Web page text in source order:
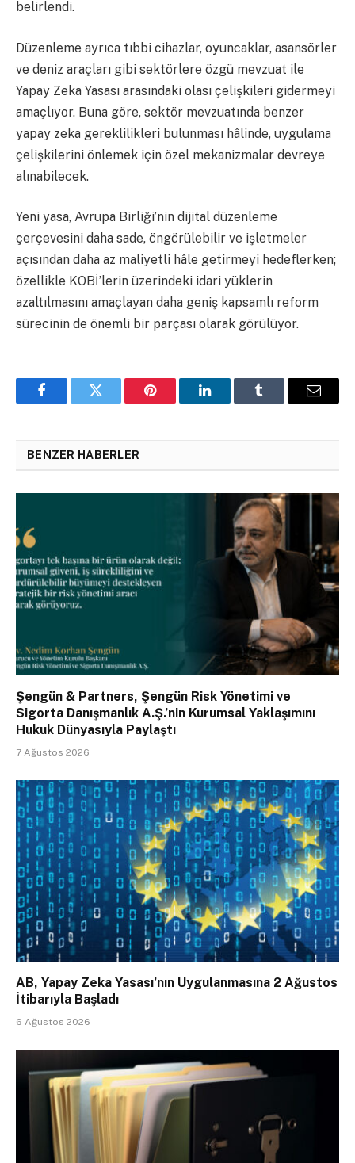
belirlendi.
Düzenleme ayrıca tıbbi cihazlar, oyuncaklar, asansörler
ve deniz araçları gibi sektörlere özgü mevzuat ile
Yapay Zeka Yasası arasındaki olası çelişkileri gidermeyi
amaçlıyor. Buna göre, sektör mevzuatında benzer
yapay zeka gereklilikleri bulunması hâlinde, uygulama
çelişkilerini önlemek için özel mekanizmalar devreye
alınabilecek.
Yeni yasa, Avrupa Birliği’nin dijital düzenleme
çerçevesini daha sade, öngörülebilir ve işletmeler
açısından daha az maliyetli hâle getirmeyi hedeflerken;
özellikle KOBİ’lerin üzerindeki idari yüklerin
azaltılmasını amaçlayan daha geniş kapsamlı reform
sürecinin de önemli bir parçası olarak görülüyor.
FacebookTwitter Pinterest LinkedInTumblr Email
BENZER HABERLER
Şengün & Partners, Şengün Risk Yönetimi ve
Sigorta Danışmanlık A.Ş.’nin Kurumsal Yaklaşımını
Hukuk Dünyasıyla Paylaştı
7 Ağustos 2026
AB, Yapay Zeka Yasası’nın Uygulanmasına 2 Ağustos
İtibarıyla Başladı
6 Ağustos 2026